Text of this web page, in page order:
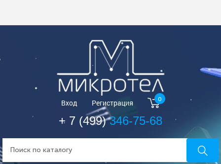
Вход Регистрация 0
+ 7 (499)346-75-68